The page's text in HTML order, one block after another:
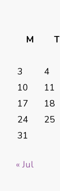
M
T
3
4
10
11
17
18
24
25
31
« Jul